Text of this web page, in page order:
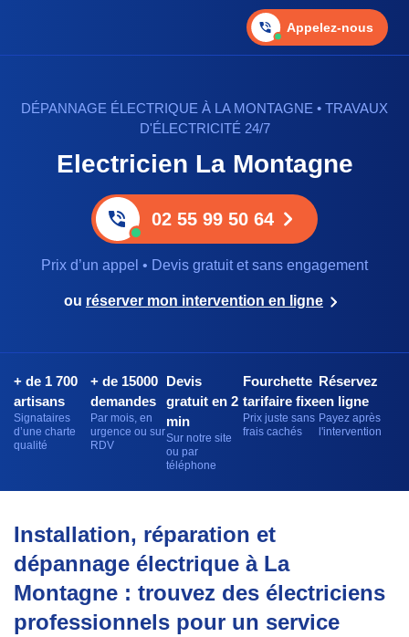
Appelez-nous
DÉPANNAGE ÉLECTRIQUE À LA MONTAGNE • TRAVAUX
D'ÉLECTRICITÉ 24/7
Electricien La Montagne
02 55 99 50 64
Prix d’un appel • Devis gratuit et sans engagement
ou réserver mon intervention en ligne
+ de 1 700
artisans
Signataires
d’une charte
qualité
+ de 15000
demandes
Par mois, en
urgence ou sur
RDV
Devis
gratuit en 2
min
Sur notre site
ou par
téléphone
Fourchette
tarifaire fixe
Prix juste sans
frais cachés
Réservez
en ligne
Payez après
l'intervention
Installation, réparation et
dépannage électrique à La
Montagne : trouvez des électriciens
professionnels pour un service